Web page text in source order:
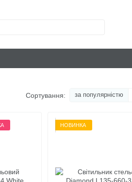
Сортування: за популярністю
НОВИНКА